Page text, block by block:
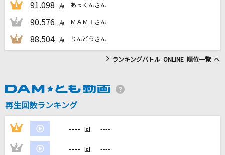
DAMに会員登録・ログインして
家族や友達と一緒に！練習にも！
1 91.098 点 あっくんさん
2 90.576 点 ＭＡＭＩさん
3 88.504 点 りんどうさん
ランキングバトル ONLINE 順位一覧 へ
再生回数ランキング
1 ---- 回 ----
2 ---- 回 ----